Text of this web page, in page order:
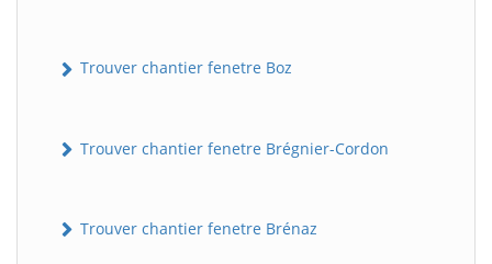
Trouver chantier fenetre Boz
Trouver chantier fenetre Brégnier-Cordon
Trouver chantier fenetre Brénaz